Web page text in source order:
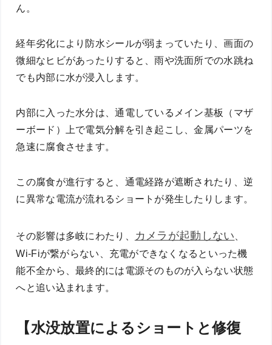
ん。
経年劣化により防水シールが弱まっていたり、画面の
微細なヒビがあったりすると、雨や洗面所での水跳ね
でも内部に水が浸入します。
内部に入った水分は、通電しているメイン基板（マザ
ーボード）上で電気分解を引き起こし、金属パーツを
急速に腐食させます。
この腐食が進行すると、通電経路が遮断されたり、逆
に異常な電流が流れるショートが発生したりします。
その影響は多岐にわたり、 カメラが起動しない
Wi-Fiが繋がらない、充電ができなくなるといった機
能不全から、最終的には電源そのものが入らない状態
へと追い込まれます。
【水没放置によるショートと修復